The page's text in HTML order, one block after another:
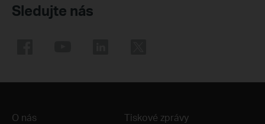
Sledujte nás
O nás Tiskové zprávy